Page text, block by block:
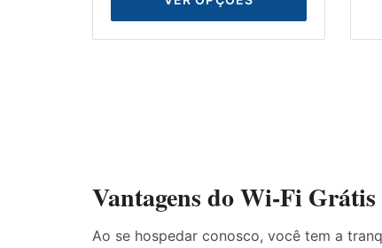
Vantagens do Wi‑Fi
Ao se hospedar conosco, você tem a